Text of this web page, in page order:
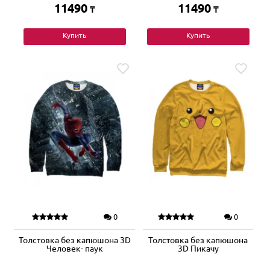
11490 ₸
Купить
11490 ₸
Купить
0
Толстовка без капюшона 3D
Человек- паук
0
Толстовка без капюшона
3D Пикачу